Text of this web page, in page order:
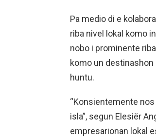
Pa medio di e
riba nivel lokal komo
nobo i prominente
komo un
huntu.
“Konsientemente
isla”, segun Elesiër
empresarionan lokal